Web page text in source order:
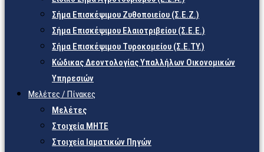
Σήμα Επισκέψιμου Ζυθοποιείου (Σ.Ε.Ζ.)
Σήμα Επισκέψιμου Ελαιοτριβείου (Σ.Ε.Ε.)
Σήμα Επισκέψιμου Τυροκομείου (Σ.Ε.TY.)
Κώδικας Δεοντολογίας Υπαλλήλων Οικονομικών
Υπηρεσιών
Μελέτες / Πίνακες
Μελέτες
Στοιχεία ΜΗΤΕ
Στοιχεία Ιαματικών Πηγών